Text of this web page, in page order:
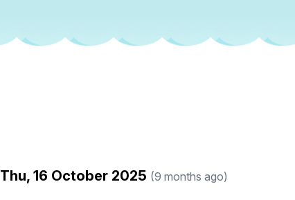
Thu, 16 October 2025 (9 months ago)